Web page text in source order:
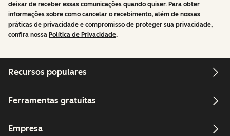
deixar de receber essas comunicações quando quiser. Para obter
informações sobre como cancelar o recebimento, além de nossas
práticas de privacidade e compromisso de proteger sua privacidade,
confira nossa Política de Privacidade.
Recursos populares
Ferramentas gratuitas
Empresa